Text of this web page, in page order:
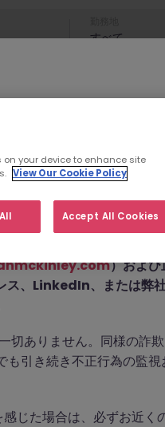
すべて
の掲
検討ください。
職者を詐欺に巻き込もう
ディアプロフィールを作
配信し、個人情報の提供
）および
、LinkedIn、または弊
切ありません。同様の詐
も引き続き不正行為の監視
じた場合は、必ずお近く
on your device to enhance site
View Our Cookie Policy
Accept All Cookies